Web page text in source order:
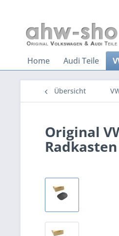
Home Audi Teile
Übersicht
Original
Radkasten